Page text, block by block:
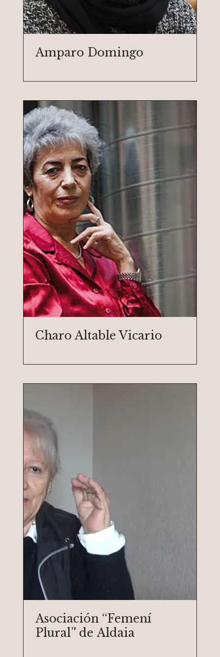
Amparo Domingo
Charo Altable Vicario
Asociación “Femení
Plural” de Aldaia